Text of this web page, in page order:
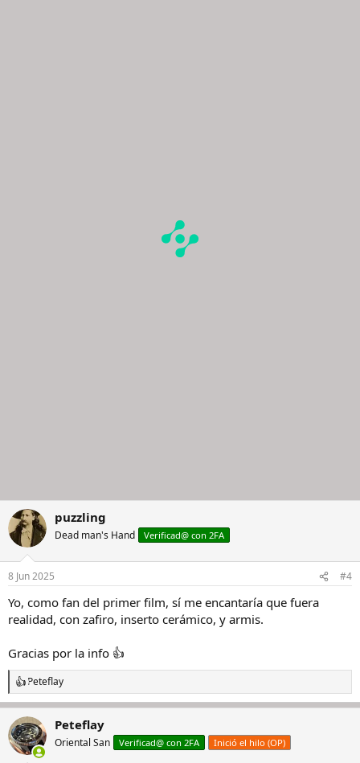
puzzling
Dead man's Hand Verificad@ con 2FA
8 Jun 2025 #4
Yo, como fan del primer film, sí me encantaría que fuera
realidad, con zafiro, inserto cerámico, y armis.
Gracias por la info 👍
R
e
c
c
i
Peteflay
Peteflay
Oriental San Verificad@ con 2FA Inició el hilo (OP)